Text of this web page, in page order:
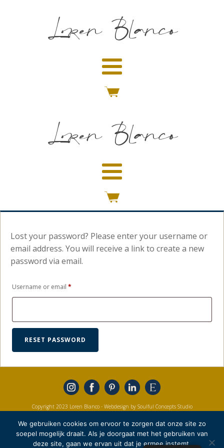
Loren Blanco
Loren Blanco
Lost your password? Please enter your username or
email address. You will receive a link to create a new
password via email.
Username or email *Required
RESET PASSWORD
Copyright 2023 Loren Blanco - Webdesign by Soulful Concepts Studio
We gebruiken cookies om ervoor te zorgen dat onze site zo
soepel mogelijk draait. Als je doorgaat met het gebruiken van
deze site, gaan we ervan uit dat je ermee instemt.